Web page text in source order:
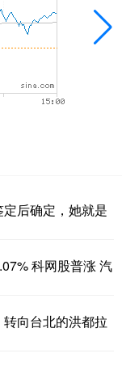
后确定，她就是
科网股普涨 汽
向台北的洪都拉